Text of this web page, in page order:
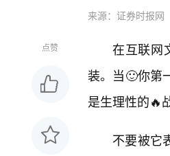
来源：证券时报网
点赞
在互联网
装。当🙂你第
是生理性的🔥
不要被它